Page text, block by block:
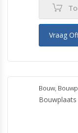
Vraag
Bouw,